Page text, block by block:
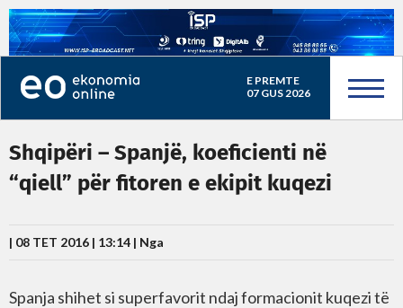
E PREMTE
07 GUS 2026
Shqipëri – Spanjë, koeficienti në
“qiell” për fitoren e ekipit kuqezi
| 08 TET 2016 | 13:14 | Nga
Spanja shihet si superfavorit ndaj formacionit kuqezi të